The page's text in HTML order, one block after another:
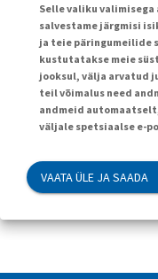
Selle valiku
salvestame järgmisi
ja teie päringumeilide
kustutatakse meie
jooksul, välja arvatud
teil võimalus need
andmeid
väljale spetsiaalse e-
VAATA ÜLE JA SAADA